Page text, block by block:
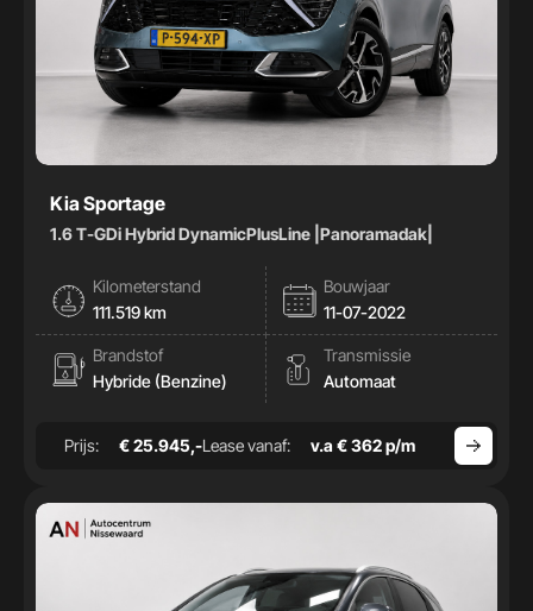
Kia Sportage
1.6 T-GDi Hybrid DynamicPlusLine |Panoramadak|
Kilometerstand
111.519 km
Bouwjaar
11-07-2022
Brandstof
Hybride (Benzine)
Transmissie
Automaat
Prijs: € 25.945,-Lease vanaf: v.a € 362 p/m